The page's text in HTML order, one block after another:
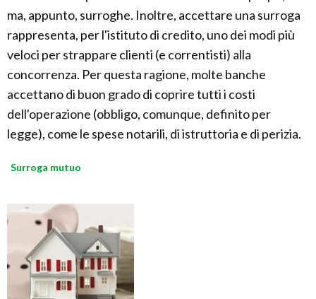
ma, appunto, surroghe. Inoltre, accettare una surroga
rappresenta, per l'istituto di credito, uno dei modi più
veloci per strappare clienti (e correntisti) alla
concorrenza. Per questa ragione, molte banche
accettano di buon grado di coprire tutti i costi
dell'operazione (obbligo, comunque, definito per
legge), come le spese notarili, di istruttoria e di perizia.
Surroga mutuo